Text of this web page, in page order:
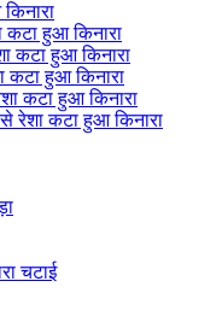
कटा हुआ किनारा
कटा हुआ किनारा
कटा हुआ किनारा
कटा हुआ किनारा
रेशा कटा हुआ किनारा
चटाई